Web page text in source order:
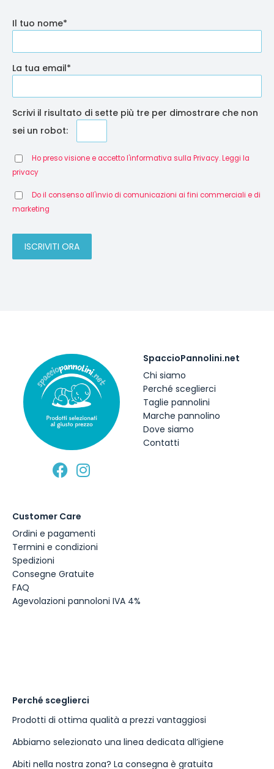
Il tuo nome*
La tua email*
Scrivi il risultato di sette più tre per dimostrare che non
sei un robot:
Ho preso visione e accetto l'informativa sulla Privacy. Leggi la
privacy
Do il consenso all'invio di comunicazioni ai fini commerciali e di
marketing
SpaccioPannolini.net
Chi siamo
Perché sceglierci
Taglie pannolini
Marche pannolino
Dove siamo
Contatti
Customer Care
Ordini e pagamenti
Termini e condizioni
Spedizioni
Consegne Gratuite
FAQ
Agevolazioni pannoloni IVA 4%
Perché sceglierci
Prodotti di ottima qualità a prezzi vantaggiosi
Abbiamo selezionato una linea dedicata all’igiene
Abiti nella nostra zona? La consegna è gratuita